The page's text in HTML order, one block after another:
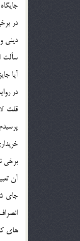
در
ديني
آيا
در
آن
جاي
هاي